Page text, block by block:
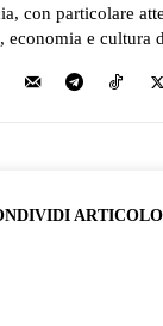
con particolare
economia e cultura